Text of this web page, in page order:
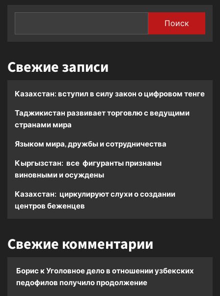
Поиск
Свежие записи
Казахстан: вступил в силу закон о цифровом тенге
Таджикистан развивает торговлю с ведущими
странами мира
Языком мира, дружбы и сотрудничества
Кыргызстан: все фигуранты признаны
виновными и осуждены
Казахстан: циркулируют слухи о создании
центров беженцев
Свежие комментарии
Борис кУголовное дело в отношении узбекских
педофилов получило продолжение